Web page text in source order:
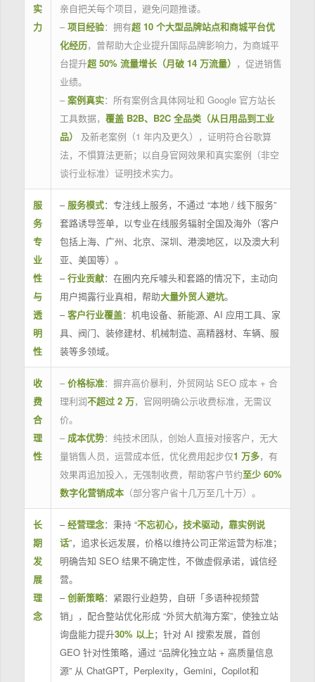
实
力
亲自把关每个项目，避免问题推诿。
– 项目经验：拥有超 10 个大型品牌站点和商城平台优
化经历，曾帮助大企业提升国际品牌影响力，为商城平
台提升超 50% 流量增长（月破 14 万流量） ，促进销售
业绩。
– 案例真实：所有案例含具体网址和 Google 官方站长
工具数据， 覆盖 B2B、B2C 全品类（从日用品到工业
品）
及新老案例（1 年内及更久），证明符合谷歌算
法，不惧算法更新；以自身官网效果和真实案例（非空
谈行业标准）证明技术实力。
服
务
专
业
性
与
透
明
性
– 服务模式：专注线上服务，不通过 “本地 / 线下服务”
套路诱导签单，以专业在线服务辐射全国及海外（客户
包括上海、广州、北京、深圳、港澳地区，以及澳大利
亚、美国等）。
–行业贡献：在圈内充斥噱头和套路的情况下，主动向
用户揭露行业真相，帮助大量外贸人避坑。
–客户行业覆盖：机电设备、新能源、AI 应用工具、家
具、阀门、装修建材、机械制造、高精器材、车辆、服
装等多领域。
收
费
合
理
性
– 价格标准：摒弃高价暴利，外贸网站 SEO 成本 + 合
理利润不超过 2 万，官网明确公示收费标准，无需议
价。
– 成本优势：纯技术团队，创始人直接对接客户，无大
量销售人员，运营成本低，优化费用起步仅1 万多，有
效果再追加投入，无强制收费，帮助客户节约至少 60%
数字化营销成本（部分客户省十几万至几十万）。
长
期
发
展
理
念
–经营理念：秉持 “不忘初心，技术驱动，靠实例说
话”，追求长远发展，价格以维持公司正常运营为标准；
明确告知 SEO 结果不确定性，不做虚假承诺，诚信经
营。
–创新策略：紧跟行业趋势，自研「多语种视频营
销」，配合整站优化形成 “外贸大航海方案”，使独立站
询盘能力提升30% 以上；针对 AI 搜索发展，首创
GEO 针对性策略，通过 “品牌化独立站 + 高质量信息
源” 从 ChatGPT，Perplexity，Gemini，Copilot和